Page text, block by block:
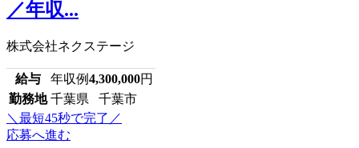
／年収...
株式会社ネクステージ
給与 年収例4,300,000円
勤務地 千葉県 千葉市
＼最短45秒で完了／
応募へ進む